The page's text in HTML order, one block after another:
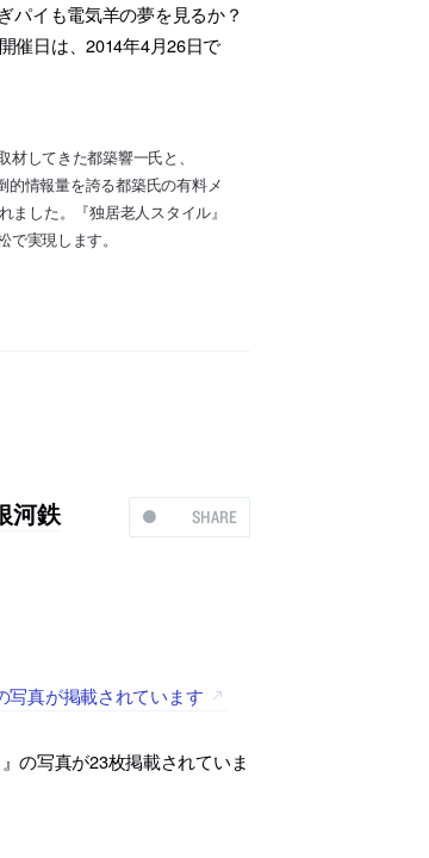
パイも電気羊の夢を見るか？
催日は、2014年4月26日で
してきた都築響一氏と、
的情報量を誇る都築氏の有料メ
ました。『独居老人スタイル』
実現します。
SHARE
河鉄
写真が掲載されています
の写真が23枚掲載されていま